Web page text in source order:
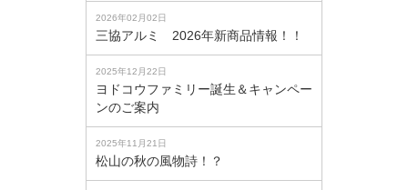
2026年02月02日
三協アルミ 2026年新商品情報！！
2025年12月22日
ヨドコウファミリー誕生＆キャンペー
ンのご案内
2025年11月21日
松山の秋の風物詩！？